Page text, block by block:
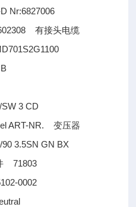
Nr:6827006
有接头电缆
3 CD
ART-NR.变压器
3.5SN GN BX
71803
0002